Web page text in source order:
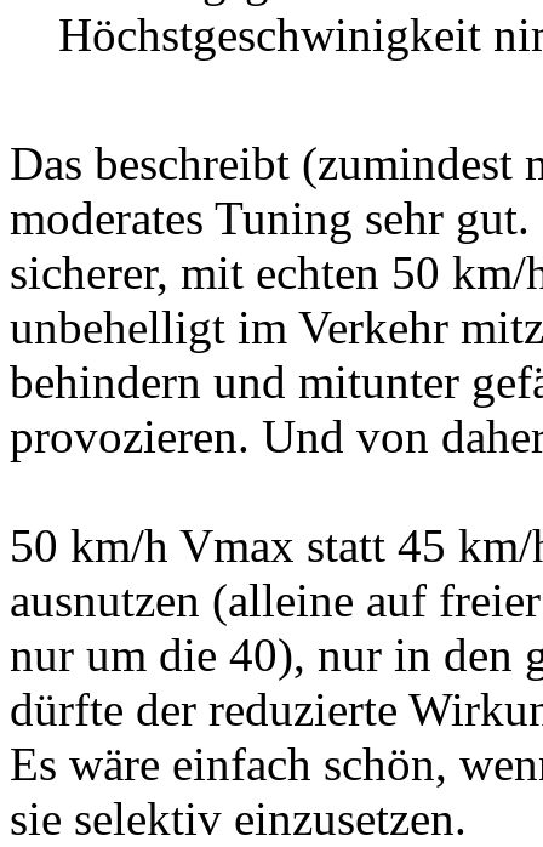
Höchstgeschwinigkeit
Das beschreibt
moderates Tuning sehr
sicherer, mit echten 50
unbehelligt im Verkehr
behindern und mitunter
provozieren. Und von
50 km/h Vmax statt 45
ausnutzen (alleine auf
nur um die 40), nur in den
dürfte der reduzierte
Es wäre einfach schön,
sie selektiv einzusetzen.